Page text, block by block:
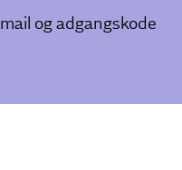
og adgangskode